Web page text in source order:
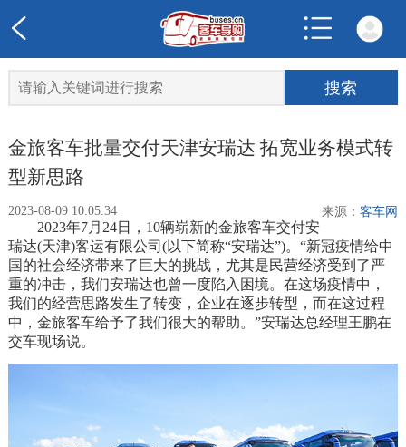
金旅客车批量交付天津安瑞达 拓宽业务模式转
型新思路
2023-08-09 10:05:34 来源：客车网
2023年7月24日，10辆崭新的金旅客车交付安
瑞达(天津)客运有限公司(以下简称“安瑞达”)。“新冠疫情给中
国的社会经济带来了巨大的挑战，尤其是民营经济受到了严
重的冲击，我们安瑞达也曾一度陷入困境。在这场疫情中，
我们的经营思路发生了转变，企业在逐步转型，而在这过程
中，金旅客车给予了我们很大的帮助。”安瑞达总经理王鹏在
交车现场说。